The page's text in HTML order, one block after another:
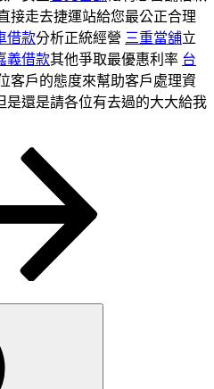
接走去捷運站給您最公正合理
借款分析正統經營 三重當舖立
義借款其他爭取最優惠利率 台
客戶的態度來幫助客戶處理資
是還是請各位有去過的大大給我